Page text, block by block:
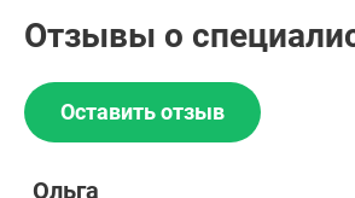
Отзывы о
Оставить отзыв
Ольга